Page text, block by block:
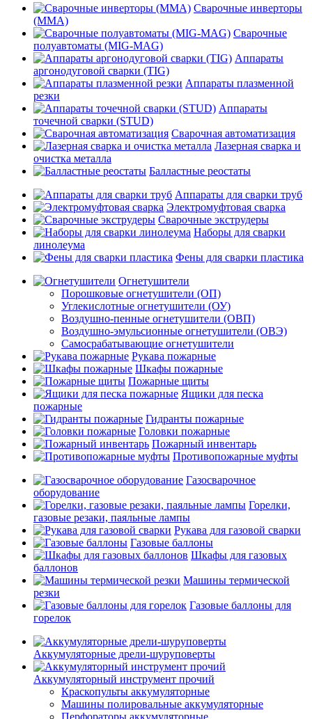
Сварочные инверторы
(MMA)
Сварочные
полуавтоматы (MIG-MAG)
Аппараты
аргонодуговой сварки (TIG)
Аппараты плазменной
резки
Аппараты
точечной сварки (STUD)
Сварочная автоматизация
Лазерная сварка и
очистка металла
Балластные реостаты
Аппараты для сварки труб
Электромуфтовая сварка
Сварочные экструдеры
Наборы для сварки
линолеума
Фены для сварки пластика
Огнетушители
Порошковые огнетушители (ОП)
Углекислотные огнетушители (ОУ)
Воздушно-пенные огнетушители (ОВП)
Воздушно-эмульсионные огнетушители (ОВЭ)
Самосрабатывающие огнетушители
Рукава пожарные
Шкафы пожарные
Пожарные щиты
Ящики для песка
пожарные
Гидранты пожарные
Головки пожарные
Пожарный инвентарь
Противопожарные муфты
Газосварочное
оборудование
Горелки,
газовые резаки, паяльные лампы
Рукава для газовой сварки
Газовые баллоны
Шкафы для газовых
баллонов
Машины термической
резки
Газовые баллоны для
горелок
Аккумуляторные дрели-шуруповерты
Аккумуляторный инструмент прочий
Краскопульты аккумуляторные
Машины полировальные аккумуляторные
Перфораторы аккумуляторные